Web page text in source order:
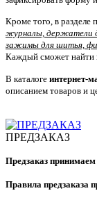
Кроме того, в разделе
журналы, держатели
зажимы для шитья,
Каждый сможет найти
В каталоге интернет-
описанием товаров и
ПРЕДЗАКАЗ
Предзаказ
Правила предзаказа